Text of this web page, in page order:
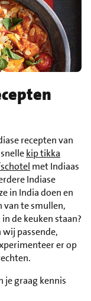
recepten van
kip tikka
met Indiaas
Indiase
in India doen en
van te smullen,
de keuken staan?
passende,
er op
je graag kennis